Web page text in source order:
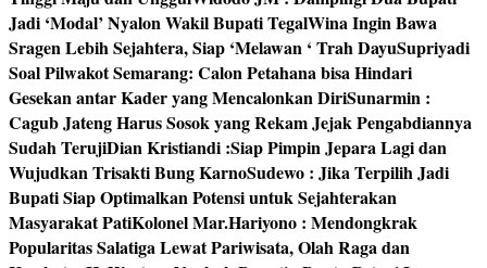
Jadi ‘Modal’ Nyalon Wakil Bupati TegalWina Ingin Bawa
Sragen Lebih Sejahtera, Siap ‘Melawan ‘ Trah DayuSupriyadi
Soal Pilwakot Semarang: Calon Petahana bisa Hindari
Gesekan antar Kader yang Mencalonkan DiriSunarmin :
Cagub Jateng Harus Sosok yang Rekam Jejak Pengabdiannya
Sudah TerujiDian Kristiandi :Siap Pimpin Jepara Lagi dan
Wujudkan Trisakti Bung KarnoSudewo : Jika Terpilih Jadi
Bupati Siap Optimalkan Potensi untuk Sejahterakan
Masyarakat PatiKolonel Mar.Hariyono : Mendongkrak
Popularitas Salatiga Lewat Pariwisata, Olah Raga dan